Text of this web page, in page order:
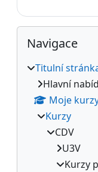
Bloky
Přeskočit: Navigace
Navigace
Titulní
Hlavní
Moje
Kurzy
CDV
U3V
Kurzy